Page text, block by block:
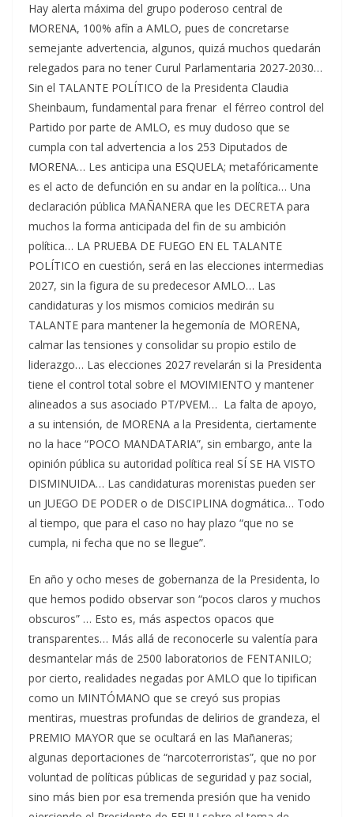
Hay alerta máxima del grupo poderoso central de
MORENA, 100% afín a AMLO, pues de concretarse
semejante advertencia, algunos, quizá muchos quedarán
relegados para no tener Curul Parlamentaria 2027-2030…
Sin el TALANTE POLÍTICO de la Presidenta Claudia
Sheinbaum, fundamental para frenar el férreo control del
Partido por parte de AMLO, es muy dudoso que se
cumpla con tal advertencia a los 253 Diputados de
MORENA… Les anticipa una ESQUELA; metafóricamente
es el acto de defunción en su andar en la política… Una
declaración pública MAÑANERA que les DECRETA para
muchos la forma anticipada del fin de su ambición
política… LA PRUEBA DE FUEGO EN EL TALANTE
POLÍTICO en cuestión, será en las elecciones intermedias
2027, sin la figura de su predecesor AMLO… Las
candidaturas y los mismos comicios medirán su
TALANTE para mantener la hegemonía de MORENA,
calmar las tensiones y consolidar su propio estilo de
liderazgo… Las elecciones 2027 revelarán si la Presidenta
tiene el control total sobre el MOVIMIENTO y mantener
alineados a sus asociado PT/PVEM… La falta de apoyo,
a su intensión, de MORENA a la Presidenta, ciertamente
no la hace “POCO MANDATARIA”, sin embargo, ante la
opinión pública su autoridad política real SÍ SE HA VISTO
DISMINUIDA… Las candidaturas morenistas pueden ser
un JUEGO DE PODER o de DISCIPLINA dogmática… Todo
al tiempo, que para el caso no hay plazo “que no se
cumpla, ni fecha que no se llegue”.
En año y ocho meses de gobernanza de la Presidenta, lo
que hemos podido observar son “pocos claros y muchos
obscuros” … Esto es, más aspectos opacos que
transparentes… Más allá de reconocerle su valentía para
desmantelar más de 2500 laboratorios de FENTANILO;
por cierto, realidades negadas por AMLO que lo tipifican
como un MINTÓMANO que se creyó sus propias
mentiras, muestras profundas de delirios de grandeza, el
PREMIO MAYOR que se ocultará en las Mañaneras;
algunas deportaciones de “narcoterroristas”, que no por
voluntad de políticas públicas de seguridad y paz social,
sino más bien por esa tremenda presión que ha venido